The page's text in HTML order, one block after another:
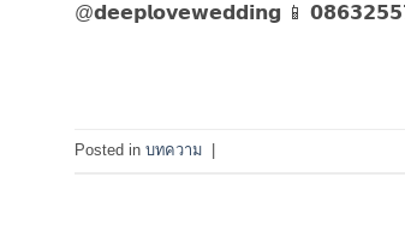
@𝗱𝗲𝗲𝗽𝗹𝗼𝘃𝗲𝘄𝗲𝗱𝗱𝗶𝗻𝗴 📱
Posted in บทความ